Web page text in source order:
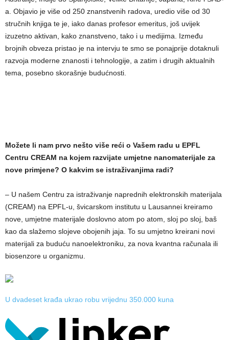
a. Objavio je više od 250 znanstvenih radova, uredio više od 30
stručnih knjiga te je, iako danas profesor emeritus, još uvijek
izuzetno aktivan, kako znanstveno, tako i u medijima. Između
brojnih obveza pristao je na intervju te smo se ponajprije dotaknuli
razvoja moderne znanosti i tehnologije, a zatim i drugih aktualnih
tema, posebno skorašnje budućnosti.
Možete li nam prvo nešto više reći o Vašem radu u EPFL
Centru CREAM na kojem razvijate umjetne nanomaterijale za
nove primjene? O kakvim se istraživanjima radi?
– U našem Centru za istraživanje naprednih elektronskih materijala
(CREAM) na EPFL-u, švicarskom institutu u Lausannei kreiramo
nove, umjetne materijale doslovno atom po atom, sloj po sloj, baš
kao da slažemo slojeve obojenih jaja. To su umjetno kreirani novi
materijali za buduću nanoelektroniku, za nova kvantna računala ili
biosenzore u organizmu.
U dvadeset krađa ukrao robu vrijednu 350.000 kuna